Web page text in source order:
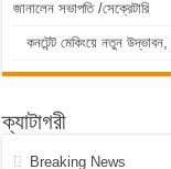
জানালেন সভাপতি /সেক্রেটারি
কনটেন্ট মেকিংয়ে নতুন
ক্যাটাগরী
Breaking News